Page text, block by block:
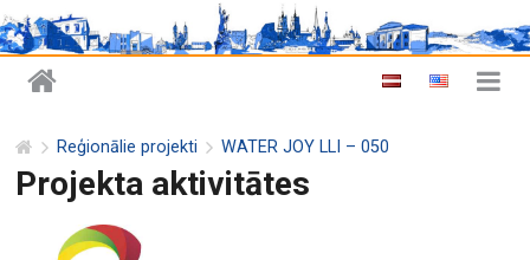
Reģionālie projekti WATER JOY LLI – 050
Projekta aktivitātes